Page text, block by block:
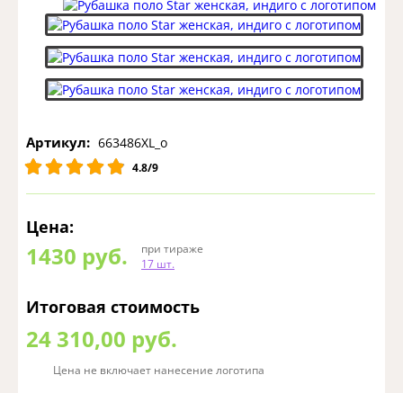
Артикул: 663486XL_o
4.8/9
Цена:
1430 руб.
при тираже
17 шт.
Итоговая стоимость
24 310,00 руб.
Цена не включает нанесение логотипа